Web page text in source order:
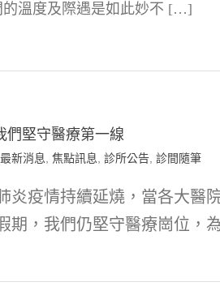
的溫度及際遇是如此妙不 […]
們堅守醫療第一線
最新消息 焦點訊息 診所公告 診間隨筆
炎疫情持續延燒，當各大醫
期，我們仍堅守醫療崗位，